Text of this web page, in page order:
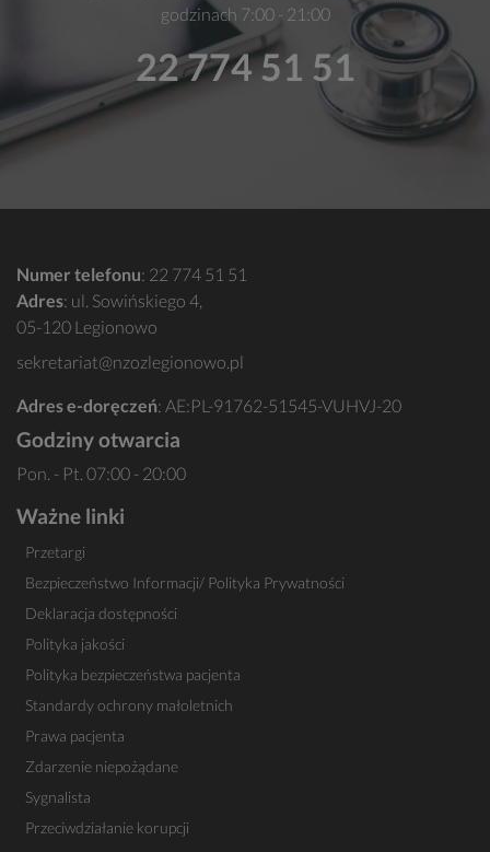
godzinach 7:00 - 21:00
22 774 51 51
Numer telefonu: 22 774 51 51
Adres: ul. Sowińskiego 4,
05-120 Legionowo
sekretariat@nzozlegionowo.pl
Adres e-doręczeń: AE:PL-91762-51545-VUHVJ-20
Godziny otwarcia
Pon. - Pt. 07:00 - 20:00
Ważne linki
Przetargi
Bezpieczeństwo Informacji/ Polityka Prywatności
Deklaracja dostępności
Polityka jakości
Polityka bezpieczeństwa pacjenta
Standardy ochrony małoletnich
Prawa pacjenta
Zdarzenie niepożądane
Sygnalista
Przeciwdziałanie korupcji